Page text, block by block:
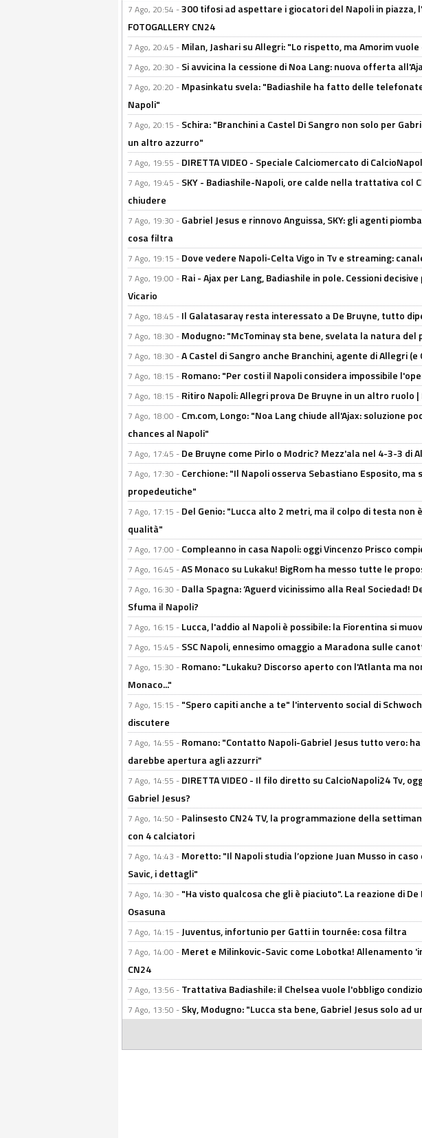
7 Ago, 20:54 -300 tifosi ad aspettare i giocatori del Napoli in
FOTOGALLERY CN24
7 Ago, 20:45 - Milan, Jashari su Allegri: "Lo rispetto, ma Amorim
7 Ago, 20:30 - Si avvicina la cessione di Noa Lang: nuova offerta
7 Ago, 20:20 - Mpasinkatu svela: "Badiashile ha fatto delle
Napoli"
7 Ago, 20:15 - Schira: "Branchini a Castel Di Sangro non solo per
un altro azzurro"
7 Ago, 19:55 - DIRETTA VIDEO - Speciale Calciomercato di
7 Ago, 19:45 - SKY - Badiashile-Napoli, ore calde nella trattativa col
chiudere
7 Ago, 19:30 - Gabriel Jesus e rinnovo Anguissa, SKY: gli agenti
cosa filtra
7 Ago, 19:15 - Dove vedere Napoli-Celta Vigo in Tv e streaming:
7 Ago, 19:00 - Rai - Ajax per Lang, Badiashile in pole. Cessioni
Vicario
7 Ago, 18:45 - Il Galatasaray resta interessato a De Bruyne, tutto
7 Ago, 18:30 - Modugno: "McTominay sta bene, svelata la natura del
7 Ago, 18:30 -A Castel di Sangro anche Branchini, agente di Allegri (e
7 Ago, 18:15 - Romano: "Per costi il Napoli considera impossibile
7 Ago, 18:15 - Ritiro Napoli: Allegri prova De Bruyne in un altro ruolo |
7 Ago, 18:00 - Cm.com, Longo: "Noa Lang chiude all'Ajax: soluzione
chances al Napoli"
7 Ago, 17:45 - De Bruyne come Pirlo o Modric? Mezz'ala nel 4-3-3 di
7 Ago, 17:30 - Cerchione: "Il Napoli osserva Sebastiano Esposito, ma
propedeutiche"
7 Ago, 17:15 - Del Genio: "Lucca alto 2 metri, ma il colpo di testa
qualità"
7 Ago, 17:00 - Compleanno in casa Napoli: oggi Vincenzo Prisco
7 Ago, 16:45 -AS Monaco su Lukaku! BigRom ha messo tutte le
7 Ago, 16:30 - Dalla Spagna: ‘Aguerd vicinissimo alla Real Sociedad!
Sfuma il Napoli?
7 Ago, 16:15 - Lucca, l'addio al Napoli è possibile: la Fiorentina si
7 Ago, 15:45 - SSC Napoli, ennesimo omaggio a Maradona sulle
7 Ago, 15:30 - Romano: "Lukaku? Discorso aperto con l'Atlanta ma
Monaco..."
7 Ago, 15:15 - "Spero capiti anche a te" l'intervento social di
discutere
7 Ago, 14:55 - Romano: "Contatto Napoli-Gabriel Jesus tutto vero:
darebbe apertura agli azzurri"
7 Ago, 14:55 - DIRETTA VIDEO - Il filo diretto su CalcioNapoli24 Tv,
Gabriel Jesus?
7 Ago, 14:50 - Palinsesto CN24 TV, la programmazione della
con 4 calciatori
7 Ago, 14:43 - Moretto: "Il Napoli studia l’opzione Juan Musso in
Savic, i dettagli"
7 Ago, 14:30 - "Ha visto qualcosa che gli è piaciuto". La reazione di
Osasuna
7 Ago, 14:15 - Juventus, infortunio per Gatti in tournée: cosa filtra
7 Ago, 14:00 - Meret e Milinkovic-Savic come Lobotka! Allenamento
CN24
7 Ago, 13:56 - Trattativa Badiashile: il Chelsea vuole l'obbligo
7 Ago, 13:50 - Sky, Modugno: "Lucca sta bene, Gabriel Jesus solo ad